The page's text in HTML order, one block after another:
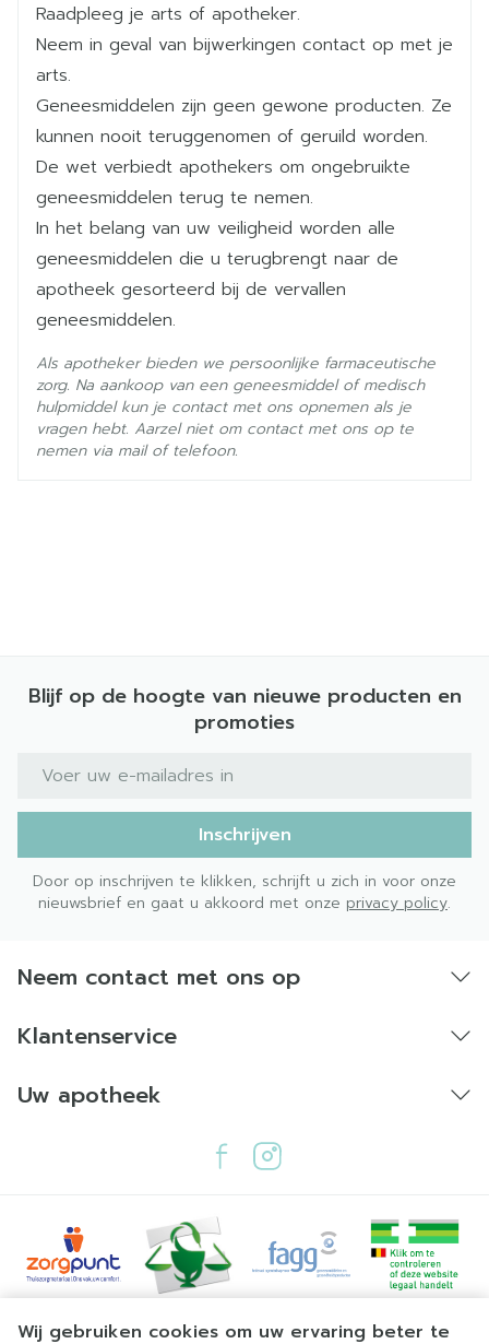
Wij gebruiken cookies om uw ervaring beter te
Diepte 55 mm
Actieve
Ingrediënten
geen actieve ingrediënten
Kamertemperatuur (15°C -
25°C)
Raadpleeg je arts of apotheker.
Neem in geval van bijwerkingen contact op met je
arts.
Geneesmiddelen zijn geen gewone producten. Ze
kunnen nooit teruggenomen of geruild worden.
De wet verbiedt apothekers om ongebruikte
geneesmiddelen terug te nemen.
In het belang van uw veiligheid worden alle
geneesmiddelen die u terugbrengt naar de
apotheek gesorteerd bij de vervallen
geneesmiddelen.
Als apotheker bieden we persoonlijke farmaceutische
zorg. Na aankoop van een geneesmiddel of medisch
hulpmiddel kun je contact met ons opnemen als je
vragen hebt. Aarzel niet om contact met ons op te
nemen via mail of telefoon.
Blijf op de hoogte van nieuwe producten en
promoties
E-mail adres
Inschrijven
Door op inschrijven te klikken, schrijft u zich in voor onze
nieuwsbrief en gaat u akkoord met onze privacy policy.
Neem contact met ons op
Klantenservice
Uw apotheek
Juridische links